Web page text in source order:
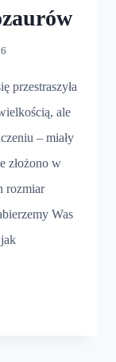
przestraszyła
ale
– miały
złożono w
rozmiar
Was